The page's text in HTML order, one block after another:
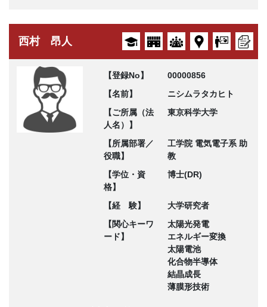
西村 昂人
【登録No】
00000856
【名前】
ニシムラタカヒト
【ご所属（法
人名）】
東京科学大学
【所属部署／
役職】
工学院 電気電子系 助
教
【学位・資
格】
博士(DR)
【経 験】
大学研究者
【関心キーワ
ード】
太陽光発電
エネルギー変換
太陽電池
化合物半導体
結晶成長
薄膜形技術